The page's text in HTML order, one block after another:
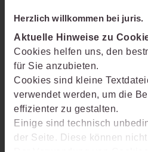
Herzlich willkommen bei juris.
Aktuelle Hinweise zu
Cookies helfen uns, den
für Sie anzubieten.
Cookies sind kleine
verwendet werden, um die
effizienter zu gestalten.
Einige sind technisch
der Seite. Diese können
Erhalten Sie einen Einblick, wie juris
Möglichkeiten Ihnen das juris Portal
Arbeitsprozesse einfacher und